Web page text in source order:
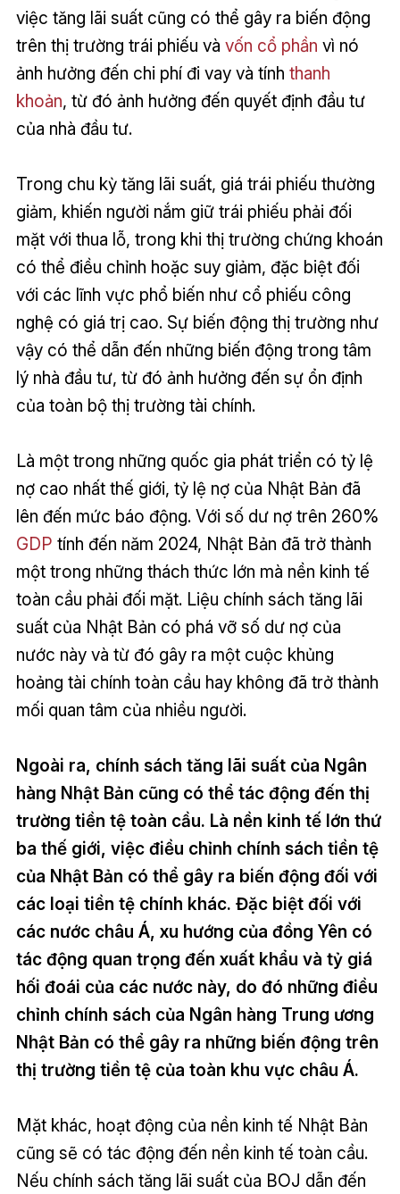
việc tăng lãi suất cũng có thể gây ra biến động
trên thị trường trái phiếu và vốn cổ phần vì nó
ảnh hưởng đến chi phí đi vay và tính thanh
khoản, từ đó ảnh hưởng đến quyết định đầu tư
của nhà đầu tư.
Trong chu kỳ tăng lãi suất, giá trái phiếu thường
giảm, khiến người nắm giữ trái phiếu phải đối
mặt với thua lỗ, trong khi thị trường chứng khoán
có thể điều chỉnh hoặc suy giảm, đặc biệt đối
với các lĩnh vực phổ biến như cổ phiếu công
nghệ có giá trị cao. Sự biến động thị trường như
vậy có thể dẫn đến những biến động trong tâm
lý nhà đầu tư, từ đó ảnh hưởng đến sự ổn định
của toàn bộ thị trường tài chính.
Là một trong những quốc gia phát triển có tỷ lệ
nợ cao nhất thế giới, tỷ lệ nợ của Nhật Bản đã
lên đến mức báo động. Với số dư nợ trên 260%
GDP tính đến năm 2024, Nhật Bản đã trở thành
một trong những thách thức lớn mà nền kinh tế
toàn cầu phải đối mặt. Liệu chính sách tăng lãi
suất của Nhật Bản có phá vỡ số dư nợ của
nước này và từ đó gây ra một cuộc khủng
hoảng tài chính toàn cầu hay không đã trở thành
mối quan tâm của nhiều người.
Ngoài ra, chính sách tăng lãi suất của Ngân
hàng Nhật Bản cũng có thể tác động đến thị
trường tiền tệ toàn cầu. Là nền kinh tế lớn thứ
ba thế giới, việc điều chỉnh chính sách tiền tệ
của Nhật Bản có thể gây ra biến động đối với
các loại tiền tệ chính khác. Đặc biệt đối với
các nước châu Á, xu hướng của đồng Yên có
tác động quan trọng đến xuất khẩu và tỷ giá
hối đoái của các nước này, do đó những điều
chỉnh chính sách của Ngân hàng Trung ương
Nhật Bản có thể gây ra những biến động trên
thị trường tiền tệ của toàn khu vực châu Á.
Mặt khác, hoạt động của nền kinh tế Nhật Bản
cũng sẽ có tác động đến nền kinh tế toàn cầu.
Nếu chính sách tăng lãi suất của BOJ dẫn đến